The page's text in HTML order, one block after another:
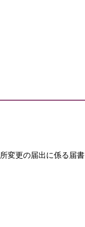
変更の届出に係る届書